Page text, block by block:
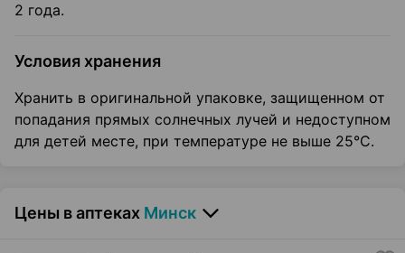
2 года.
Условия хранения
Хранить в оригинальной упаковке, защищенном от
попадания прямых солнечных лучей и недоступном
для детей месте, при температуре не выше 25°С.
Цены в аптеках Минск